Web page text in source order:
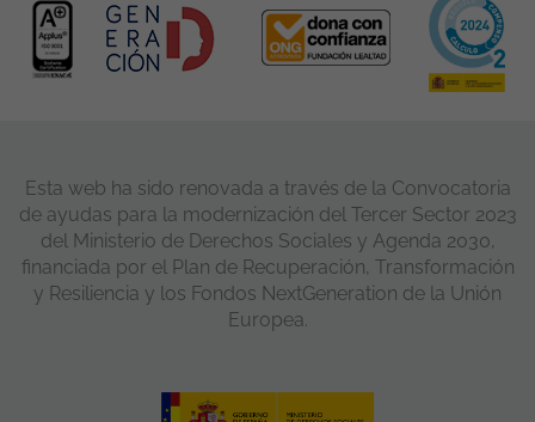
Esta web ha sido renovada a través de la Convocatoria
de ayudas para la modernización del Tercer Sector 2023
del Ministerio de Derechos Sociales y Agenda 2030,
financiada por el Plan de Recuperación, Transformación
y Resiliencia y los Fondos NextGeneration de la Unión
Europea.